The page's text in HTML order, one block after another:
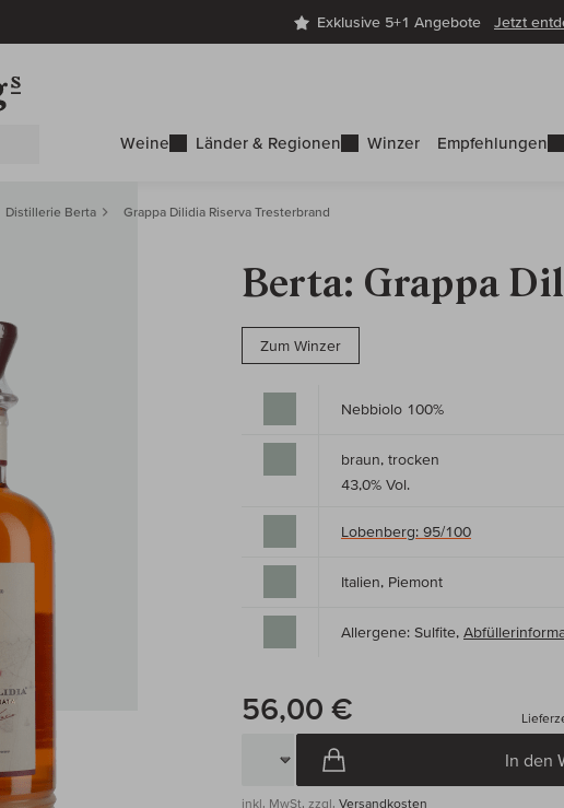
Exklusive 5+1 Angebote Jetzt
Weine Länder & Regionen Winzer Empfehlungen
Distillerie Berta Grappa Dilidia Riserva Tresterbrand
Berta: Grappa
Zum Winzer
Nebbiolo 100%
braun, trocken
43,0% Vol.
Lobenberg: 95/100
Italien, Piemont
Allergene: Sulfite,
56,00 €
In den
inkl. MwSt, zzgl. Versandkosten